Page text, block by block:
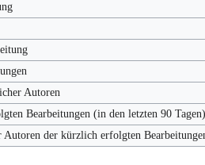
Autoren
Bearbeitungen (in den letzten 90 Tagen)
Autoren der kürzlich erfolgten